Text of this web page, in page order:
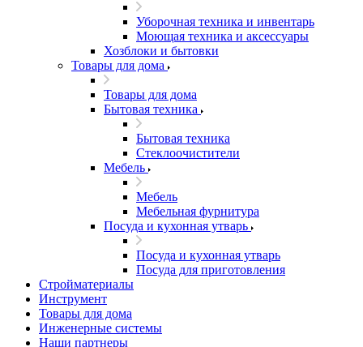
Уборочная техника и инвентарь
Моющая техника и аксессуары
Хозблоки и бытовки
Товары для дома
Товары для дома
Бытовая техника
Бытовая техника
Стеклоочистители
Мебель
Мебель
Мебельная фурнитура
Посуда и кухонная утварь
Посуда и кухонная утварь
Посуда для приготовления
Стройматериалы
Инструмент
Товары для дома
Инженерные системы
Наши партнеры